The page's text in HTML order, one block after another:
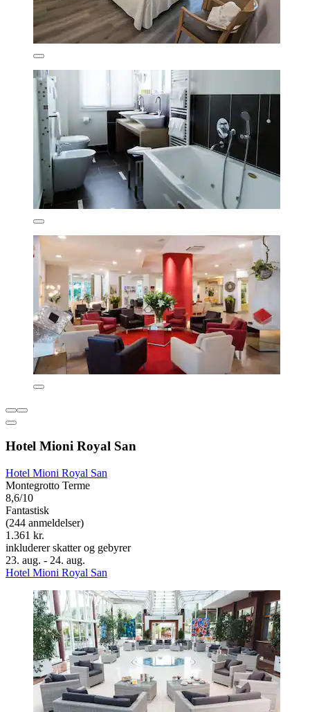
Hotel Mioni Royal San
Hotel Mioni Royal San
Montegrotto Terme
8,6/10
Fantastisk
(244 anmeldelser)
1.361 kr.
inkluderer skatter og gebyrer
23. aug. - 24. aug.
Hotel Mioni Royal San